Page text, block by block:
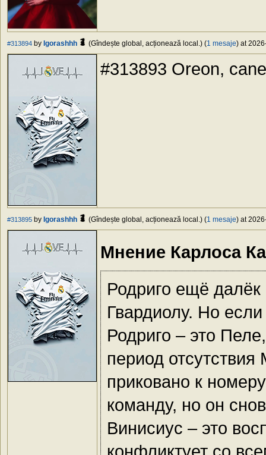
#313894 by Igorashhh (Gîndește global, acționează local.) (1 mesaje) at
#313893 Oreon,
#313895 by Igorashhh (Gîndește global, acționează local.) (1 mesaje) at
Мнение Карлоса
Родриго ещё далёк
Гвардиолу. Но
Родриго – это
период
приковано к
команду, но он
Винисиус – это